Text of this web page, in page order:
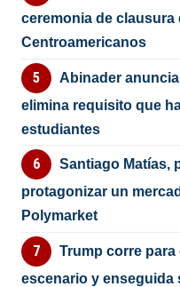
ceremonia de clausura
Centroamericanos
Abinader
elimina requisito que
estudiantes
Santiago Matías,
protagonizar un
Polymarket
Trump corre para
escenario y enseguida